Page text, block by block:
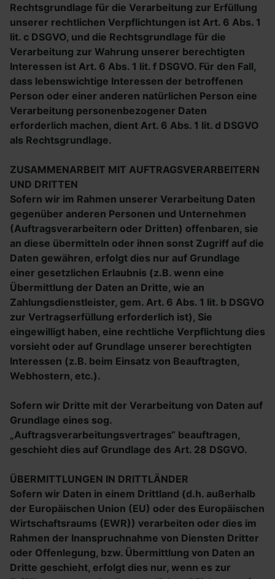
Rechtsgrundlage für die Verarbeitung zur Erfüllung
unserer rechtlichen Verpflichtungen ist Art. 6 Abs. 1
lit. c DSGVO, und die Rechtsgrundlage für die
Verarbeitung zur Wahrung unserer berechtigten
Interessen ist Art. 6 Abs. 1 lit. f DSGVO. Für den Fall,
dass lebenswichtige Interessen der betroffenen
Person oder einer anderen natürlichen Person eine
Verarbeitung personenbezogener Daten
erforderlich machen, dient Art. 6 Abs. 1 lit. d DSGVO
als Rechtsgrundlage.
ZUSAMMENARBEIT MIT AUFTRAGSVERARBEITERN
UND DRITTEN
Sofern wir im Rahmen unserer Verarbeitung Daten
gegenüber anderen Personen und Unternehmen
(Auftragsverarbeitern oder Dritten) offenbaren, sie
an diese übermitteln oder ihnen sonst Zugriff auf die
Daten gewähren, erfolgt dies nur auf Grundlage
einer gesetzlichen Erlaubnis (z.B. wenn eine
Übermittlung der Daten an Dritte, wie an
Zahlungsdienstleister, gem. Art. 6 Abs. 1 lit. b DSGVO
zur Vertragserfüllung erforderlich ist), Sie
eingewilligt haben, eine rechtliche Verpflichtung dies
vorsieht oder auf Grundlage unserer berechtigten
Interessen (z.B. beim Einsatz von Beauftragten,
Webhostern, etc.).
Sofern wir Dritte mit der Verarbeitung von Daten auf
Grundlage eines sog.
„Auftragsverarbeitungsvertrages“ beauftragen,
geschieht dies auf Grundlage des Art. 28 DSGVO.
ÜBERMITTLUNGEN IN DRITTLÄNDER
Sofern wir Daten in einem Drittland (d.h. außerhalb
der Europäischen Union (EU) oder des Europäischen
Wirtschaftsraums (EWR)) verarbeiten oder dies im
Rahmen der Inanspruchnahme von Diensten Dritter
oder Offenlegung, bzw. Übermittlung von Daten an
Dritte geschieht, erfolgt dies nur, wenn es zur